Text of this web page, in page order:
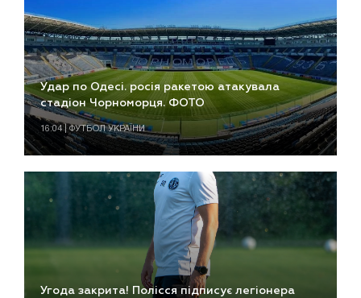
Удар по Одесі. росія ракетою атакувала
стадіон Чорноморця. ФОТО
16:04 | ФУТБОЛ УКРАЇНИ
Угода закрита! Полісся підписує легіонера